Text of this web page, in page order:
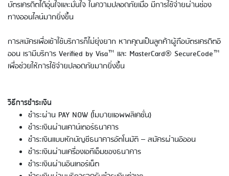
บัตรเครดิตได้อุ่นใจและมั่นใจ ในความปลอดภัยเมื่อ มีการใช้จ่ายผ่านช่อง
ทางออนไลน์มากยิ่งขึ้น
การสมัครเพื่อเข้าใช้บริการก็ไม่ยุ่งยาก หากคุณเป็นลูกค้าผู้ถือบัตรเครดิตอิ
ออน เรามีบริการ Verified by Visa™ และ MasterCard® SecureCode™
เพื่อช่วยให้การใช้จ่ายปลอดภัยมากยิ่งขึ้น
วิธีการชำระเงิน
ชำระผ่าน PAY NOW (โมบายแอพพลิเคชั่น)
ชำระเงินผ่านเคาน์เตอร์ธนาคาร
ชำระเงินแบบหักบัญชีธนาคารอัตโนมัติ – สมัครผ่านอิออน
ชำระเงินผ่านเครื่องเอทีเอ็มของธนาคาร
ชำระเงินผ่านอินเทอร์เน็ต